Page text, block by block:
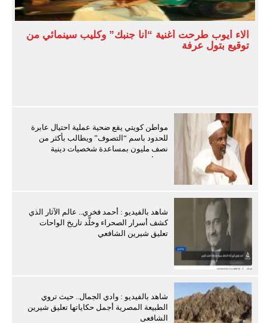
آلاء أيوب طرحت أغنية “أنا جنبك” وكليب سينمائي من
توقيع بتول عرفة
مواطن كويتي يقع ضحية عملية احتيال عابرة
للحدود باسم “التصوف” ويطالب بأكثر من
نصف مليون بمساعدة شخصيات دينية
سودانية
شاهد بالفيديو : أحمد فخري.. عالم الآثار الذي
كشف أسرار الصحراء وخلّد تاريخ الواحات
تعليق شيرين الشافعي
شاهد بالفيديو : وادي الجمال.. حيث تروي
الطبيعة المصرية أجمل حكاياتها تعليق شيرين
الشافعى